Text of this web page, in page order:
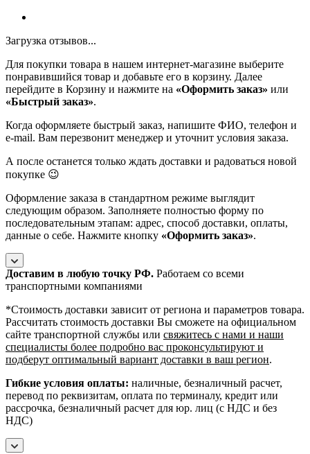
Загрузка отзывов...
Для покупки товара в нашем интернет-магазине выберите
понравившийся товар и добавьте его в корзину. Далее
перейдите в Корзину и нажмите на «Оформить заказ» или
«Быстрый заказ».
Когда оформляете быстрый заказ, напишите ФИО, телефон и
e-mail. Вам перезвонит менеджер и уточнит условия заказа.
А после останется только ждать доставки и радоваться новой
покупке 😉
Оформление заказа в стандартном режиме выглядит
следующим образом. Заполняете полностью форму по
последовательным этапам: адрес, способ доставки, оплаты,
данные о себе. Нажмите кнопку «Оформить заказ».
Доставим в любую точку РФ. Работаем со всеми
транспортными компаниями
*Cтоимость доставки зависит от региона и параметров товара.
Рассчитать стоимость доставки Вы сможете на официальном
сайте транспортной службы или свяжитесь с нами и наши
специалисты более подробно вас проконсультируют и
подберут оптимальный вариант доставки в ваш регион.
Гибкие условия оплаты: наличные, безналичный расчет,
перевод по реквизитам, оплата по терминалу, кредит или
рассрочка, безналичный расчет для юр. лиц (с НДС и без
НДС)